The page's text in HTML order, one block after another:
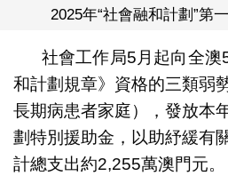
2025年“社會融和計劃”第
社會工作局5月起向全
和計劃規章》資格的三類弱
長期病患者家庭），發放本
劃特別援助金，以助紓緩有
計總支出約2,255萬澳門元。